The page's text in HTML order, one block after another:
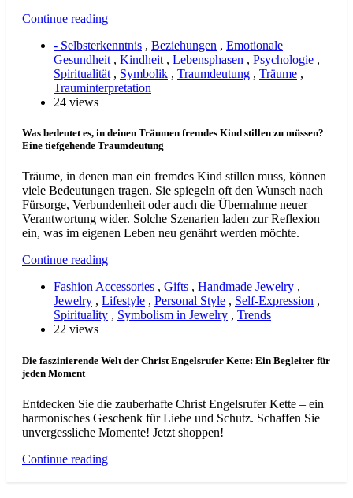
Continue reading
- Selbsterkenntnis , Beziehungen , Emotionale
Gesundheit , Kindheit , Lebensphasen , Psychologie ,
Spiritualität , Symbolik , Traumdeutung , Träume ,
Trauminterpretation
24 views
Was bedeutet es, in deinen Träumen fremdes Kind stillen zu müssen?
Eine tiefgehende Traumdeutung
Träume, in denen man ein fremdes Kind stillen muss, können
viele Bedeutungen tragen. Sie spiegeln oft den Wunsch nach
Fürsorge, Verbundenheit oder auch die Übernahme neuer
Verantwortung wider. Solche Szenarien laden zur Reflexion
ein, was im eigenen Leben neu genährt werden möchte.
Continue reading
Fashion Accessories , Gifts , Handmade Jewelry ,
Jewelry , Lifestyle , Personal Style , Self-Expression ,
Spirituality , Symbolism in Jewelry , Trends
22 views
Die faszinierende Welt der Christ Engelsrufer Kette: Ein Begleiter für
jeden Moment
Entdecken Sie die zauberhafte Christ Engelsrufer Kette – ein
harmonisches Geschenk für Liebe und Schutz. Schaffen Sie
unvergessliche Momente! Jetzt shoppen!
Continue reading